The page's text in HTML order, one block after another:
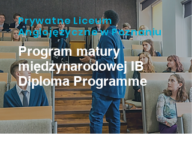
Prywatne Liceum
Anglojęzyczne w Poznaniu
Program matury
międzynarodowej IB
Diploma Programme